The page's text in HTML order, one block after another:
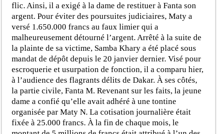
flic. Ainsi, il a exigé à la dame de restituer à Fanta son
argent. Pour éviter des poursuites judiciaires, Maty a
versé 1.650.000 francs au faux limier qui a
malheureusement détourné l’argent. Arrêté à la suite de
la plainte de sa victime, Samba Khary a été placé sous
mandat de dépôt depuis le 20 janvier dernier. Visé pour
escroquerie et usurpation de fonction, il a comparu hier,
à l’audience des flagrants délits de Dakar. À ses côtés,
la partie civile, Fanta M. Revenant sur les faits, la jeune
dame a confié qu’elle avait adhéré à une tontine
organisée par Maty N. La cotisation journalière était
fixée à 25.000 francs. À la fin de chaque mois, le